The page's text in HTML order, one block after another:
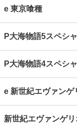
e 東京喰種
P大海物語5スペシ
P大海物語4スペシ
e 新世紀エヴァンゲ
新世紀エヴァンゲ